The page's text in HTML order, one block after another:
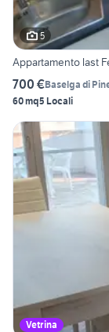
5
Appartamento last
700 €Baselga di
60 mq5 Locali
Vetrina